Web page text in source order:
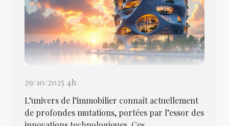
29/10/2025 4h
L’univers de l’immobilier connaît actuellement
de profondes mutations, portées par l’essor des